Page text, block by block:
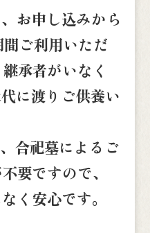
お申し込みから
ご利用いただ
承者がいなく
に渡りご供養い
合祀墓によるご
要ですので、
く安心です。